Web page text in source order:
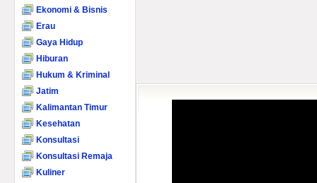
Ekonomi & Bisnis
Erau
Gaya Hidup
Hiburan
Hukum & Kriminal
Jatim
Kalimantan Timur
Kesehatan
Konsultasi
Konsultasi Remaja
Kuliner